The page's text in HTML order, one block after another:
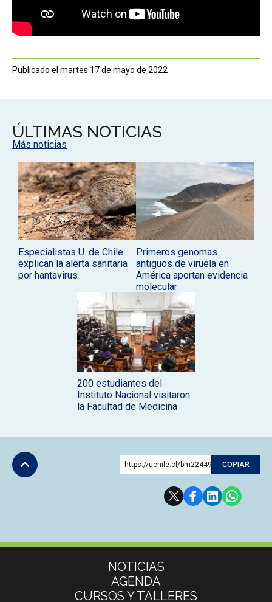
Publicado el martes 17 de mayo de 2022
ÚLTIMAS NOTICIAS
Más noticias
Especialistas U. de Chile
explican la alerta sanitaria
por hantavirus
Primeros genomas
antiguos de viruela en
América aportan evidencia
molecular
200 estudiantes del
Instituto Nacional visitaron
la Facultad de Medicina
https://uchile.cl/bm224494 COPIAR
NOTICIAS
AGENDA
CURSOS Y TALLERES